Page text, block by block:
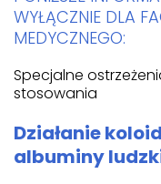
WYŁĄCZNIE DLA
MEDYCZNEGO:
Specjalne
stosowania
Działanie
albuminy